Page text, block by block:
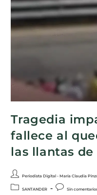
Tragedia
fallece al
las llantas
Periodista Digital - María Claudia
SANTANDER Sin